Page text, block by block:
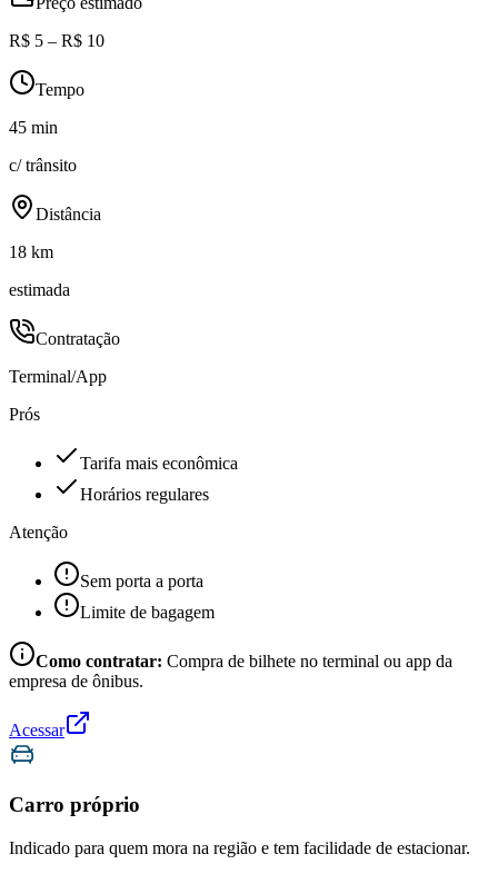
R$ 5 – R$ 10
Tempo
45 min
c/ trânsito
Distância
18 km
estimada
Contratação
Terminal/App
Prós
Tarifa mais econômica
Horários regulares
Atenção
Sem porta a porta
Limite de bagagem
Como contratar: Compra de bilhete no terminal ou app da
empresa de ônibus.
Acessar
Carro próprio
Indicado para quem mora na região e tem facilidade de estacionar.